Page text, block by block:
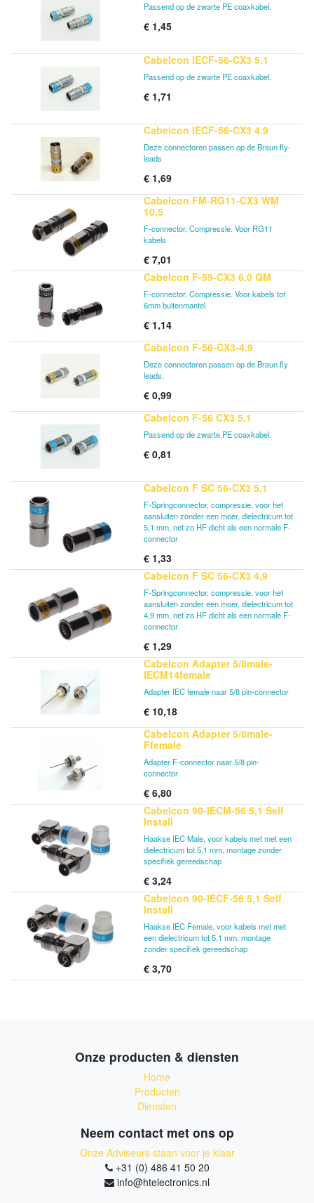
Passend op de zwarte PE coaxkabel.
€ 1,45
Cabelcon IECF-56-CX3 5.1
Passend op de zwarte PE coaxkabel.
€ 1,71
Cabelcon IECF-56-CX3 4.9
Deze connectoren passen op de Braun fly-
leads
€ 1,69
Cabelcon FM-RG11-CX3 WM
10,5
F-connector, Compressie. Voor RG11
kabels
€ 7,01
Cabelcon F-59-CX3 6,0 QM
F-connector, Compressie. Voor kabels tot
6mm buitenmantel
€ 1,14
Cabelcon F-56-CX3-4.9
Deze connectoren passen op de Braun fly
leads.
€ 0,99
Cabelcon F-56 CX3 5.1
Passend op de zwarte PE coaxkabel.
€ 0,81
Cabelcon F SC 56-CX3 5,1
F-Springconnector, compressie, voor het
aansluiten zonder een moer, dielectricum tot
5,1 mm, net zo HF dicht als een normale F-
connector
€ 1,33
Cabelcon F SC 56-CX3 4,9
F-Springconnector, compressie, voor het
aansluiten zonder een moer, dielectricum tot
4,9 mm, net zo HF dicht als een normale F-
connector
€ 1,29
Cabelcon Adapter 5/8male-
IECM14female
Adapter IEC female naar 5/8 pin-connector
€ 10,18
Cabelcon Adapter 5/8male-
Ffemale
Adapter F-connector naar 5/8 pin-
connector
€ 6,80
Cabelcon 90-IECM-56 5,1 Self
Install
Haakse IEC Male, voor kabels met met een
dielectricum tot 5,1 mm, montage zonder
specifiek gereedschap
€ 3,24
Cabelcon 90-IECF-56 5,1 Self
Install
Haakse IEC Female, voor kabels met met
een dielectricum tot 5,1 mm, montage
zonder specifiek gereedschap
€ 3,70
Onze producten & diensten
Home
Producten
Diensten
Neem contact met ons op
Onze Adviseurs staan voor je klaar
+31 (0) 486 41 50 20
info@htelectronics.nl